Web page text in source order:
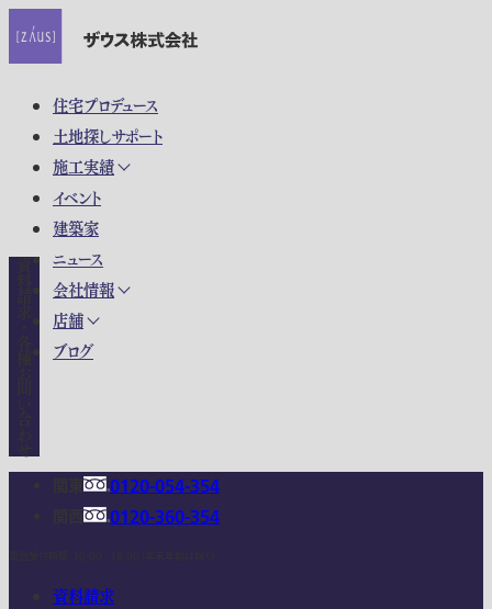
住宅プロデュース
土地探しサポート
施工実績
イベント
建築家
ニュース
会社情報
店舗
ブログ
0120-054-354
0120-360-354
資料請求